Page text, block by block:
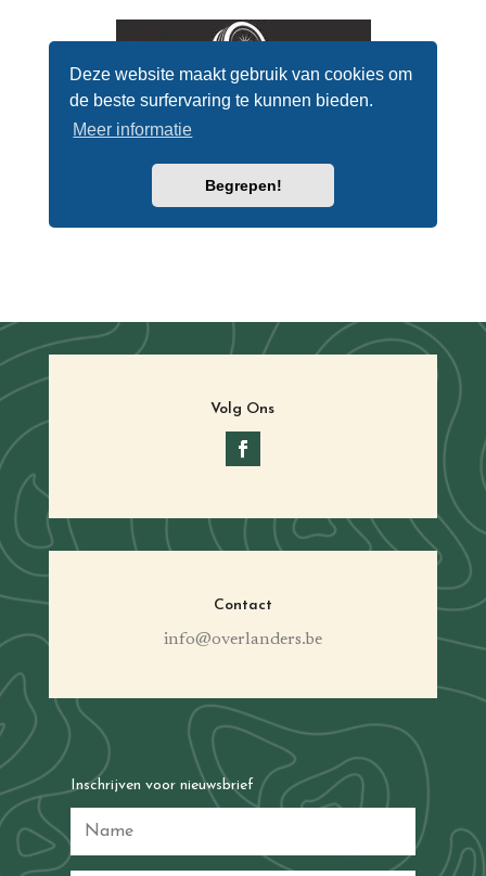
Volg Ons
Contact
info@overlanders.be
Inschrijven voor nieuwsbrief